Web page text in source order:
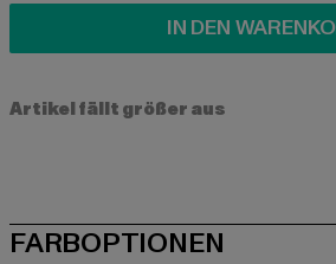
IN DEN
Artikel fällt größer aus
FARBOPTIONEN